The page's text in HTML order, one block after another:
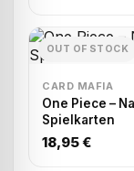
OUT OF STOCK
CARD MAFIA
One Piece –
Spielkarten
18,95 €